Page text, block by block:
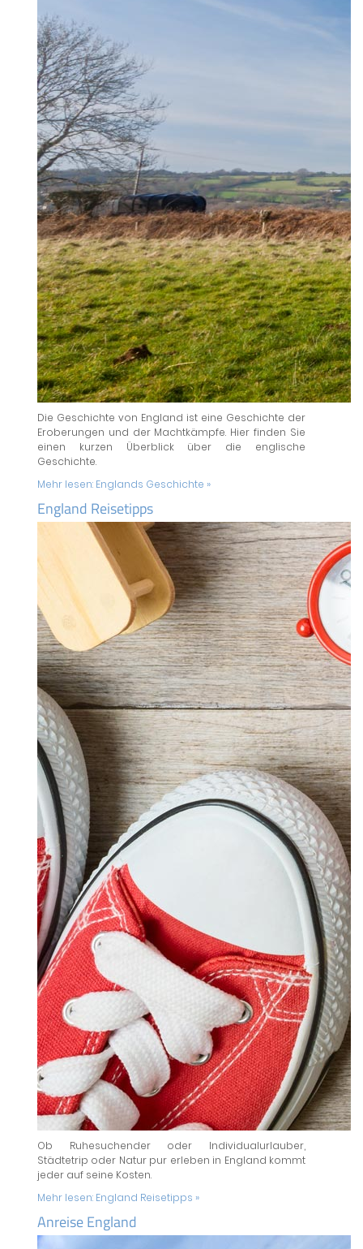
Die Geschichte von England ist eine Geschichte der
Eroberungen und der Machtkämpfe. Hier finden Sie
einen kurzen Überblick über die englische
Geschichte.
Mehr lesen: Englands Geschichte »
England Reisetipps
Ob Ruhesuchender oder Individualurlauber,
Städtetrip oder Natur pur erleben in England kommt
jeder auf seine Kosten.
Mehr lesen: England Reisetipps »
Anreise England